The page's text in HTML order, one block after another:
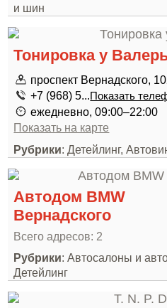
и шин
Тонировка у
проспект Вернадского,
+7 (968) 5...Показать
ежедневно, 09:00–22:00
Показать на карте
Рубрики: Детейлинг,
Автодом BMW
Вернадского
Всего адресов: 2
Рубрики: Автосалоны и
Детейлинг